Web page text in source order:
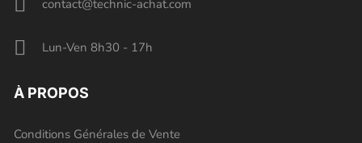
contact@technic-achat.com
Lun-Ven 8h30 - 17h
À PROPOS
Conditions Générales de Vente